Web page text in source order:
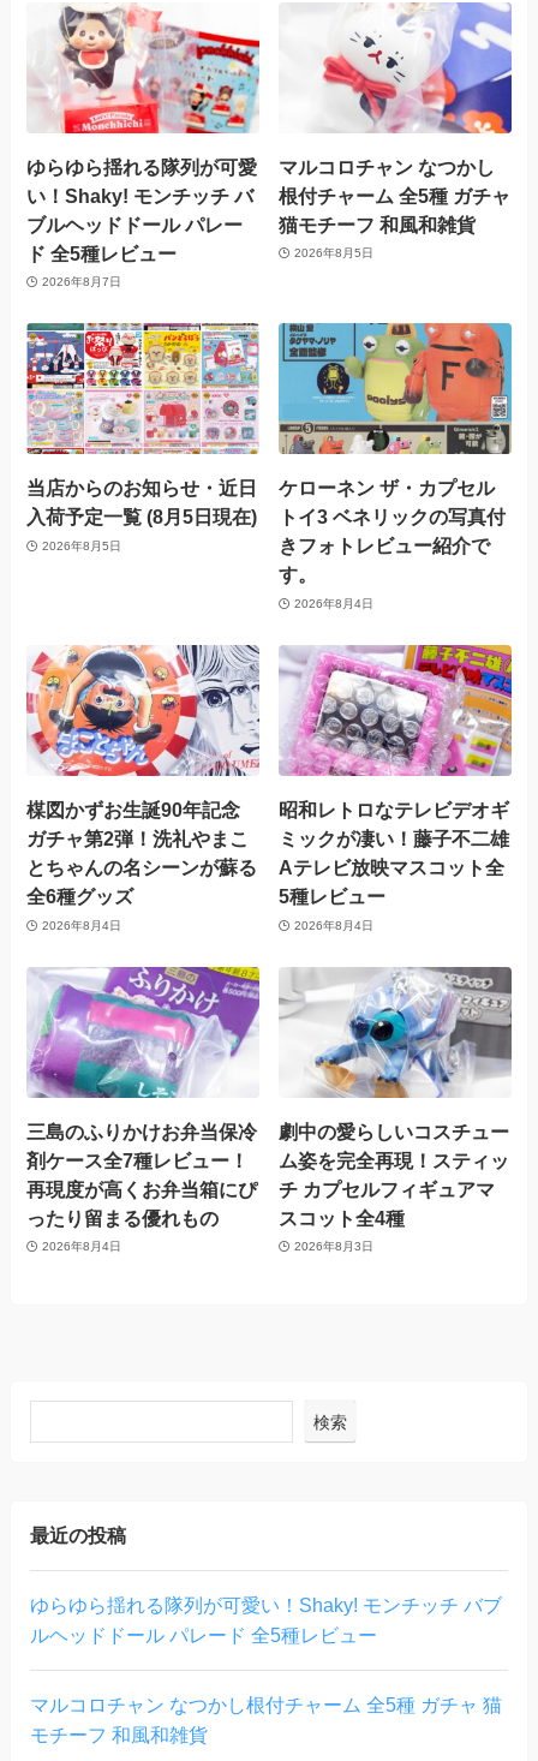
ゆらゆら揺れる隊列が可愛
い！Shaky! モンチッチ バ
ブルヘッドドール パレー
ド 全5種レビュー
2026年8月7日
マルコロチャン なつかし
根付チャーム 全5種 ガチャ
猫モチーフ 和風和雑貨
2026年8月5日
当店からのお知らせ・近日
入荷予定一覧 (8月5日現在)
2026年8月5日
ケローネン ザ・カプセル
トイ3 ベネリックの写真付
きフォトレビュー紹介で
す。
2026年8月4日
楳図かずお生誕90年記念
ガチャ第2弾！洗礼やまこ
とちゃんの名シーンが蘇る
全6種グッズ
2026年8月4日
昭和レトロなテレビデオギ
ミックが凄い！藤子不二雄
Aテレビ放映マスコット全
5種レビュー
2026年8月4日
三島のふりかけお弁当保冷
剤ケース全7種レビュー！
再現度が高くお弁当箱にぴ
ったり留まる優れもの
2026年8月4日
劇中の愛らしいコスチュー
ム姿を完全再現！スティッ
チ カプセルフィギュアマ
スコット全4種
2026年8月3日
検索
最近の投稿
ゆらゆら揺れる隊列が可愛い！Shaky! モンチッチ バブ
ルヘッドドール パレード 全5種レビュー
マルコロチャン なつかし根付チャーム 全5種 ガチャ 猫
モチーフ 和風和雑貨